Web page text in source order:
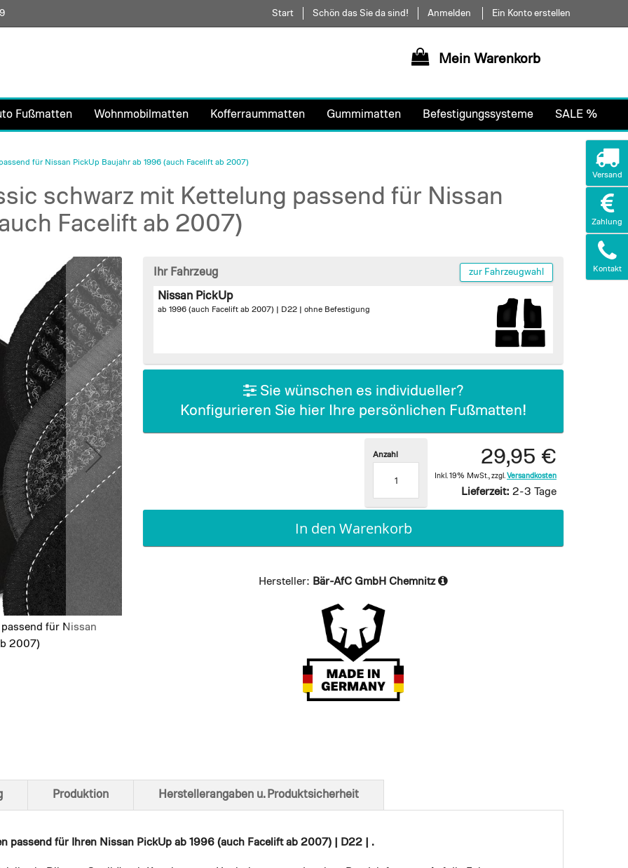
Direkt
zum
Start Schön das Sie da sind! Anmelden Ein Konto erstellen
Mein Warenkorb
Fußmatten Wohnmobilmatten Kofferraummatten Gummimatten Befestigungssysteme SALE %
für Nissan PickUp Baujahr ab 1996 (auch Facelift ab 2007)
schwarz mit Kettelung passend für Nissan
Facelift ab 2007)
für Nissan
2007)
Ansicht von unten
Ihr Fahrzeug zur Fahrzeugwahl
Nissan PickUp
ab 1996 (auch Facelift ab 2007) | D22 | ohne Befestigung
Sie wünschen es individueller?
Konfigurieren Sie hier Ihre persönlichen Fußmatten!
29,95 €
Inkl. 19% MwSt. zzgl. Versandkosten
Lieferzeit: 2-3 Tage
Anzahl
In den Warenkorb
Hersteller: Bär-AfC GmbH Chemnitz
passend für Ihren Nissan PickUp ab 1996 (auch Facelift ab 2007) | D22 | .
Produktion Herstellerangaben u. Produktsicherheit
Versand
Zahlung
Kontakt